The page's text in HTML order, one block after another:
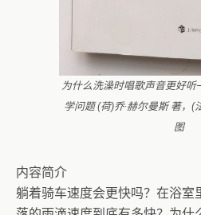
为什么洗澡时唱歌声音更好听
学问题 (荷)乔·赫尔曼斯 著，(
图
内容简介
躺着骑车速度会更快吗？在浴室